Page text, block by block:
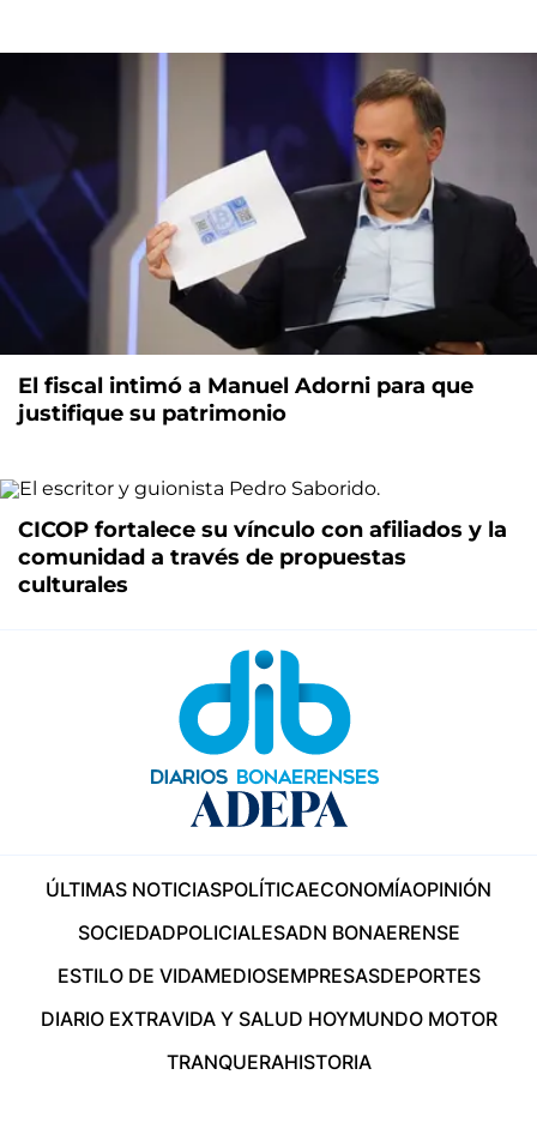
El fiscal intimó a Manuel Adorni para que
justifique su patrimonio
CICOP fortalece su vínculo con afiliados y la
comunidad a través de propuestas
culturales
ÚLTIMAS NOTICIASPOLÍTICAECONOMÍAOPINIÓN
SOCIEDADPOLICIALESADN BONAERENSE
ESTILO DE VIDAMEDIOSEMPRESASDEPORTES
DIARIO EXTRAVIDA Y SALUD HOYMUNDO MOTOR
TRANQUERAHISTORIA